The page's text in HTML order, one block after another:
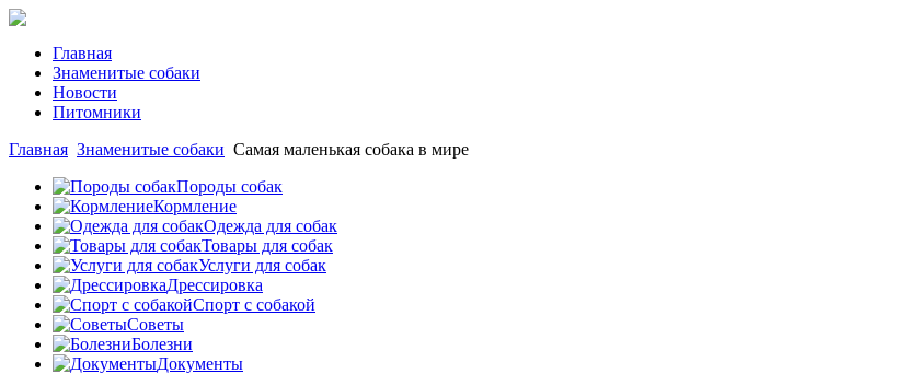
Главная
Знаменитые собаки
Новости
Питомники
Главная Знаменитые собаки Самая маленькая собака в мире
Породы собак
Кормление
Одежда для собак
Товары для собак
Услуги для собак
Дрессировка
Спорт с собакой
Советы
Болезни
Документы